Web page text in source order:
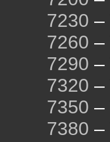
7230 –
7260 –
7290 –
7320 –
7350 –
7380 –